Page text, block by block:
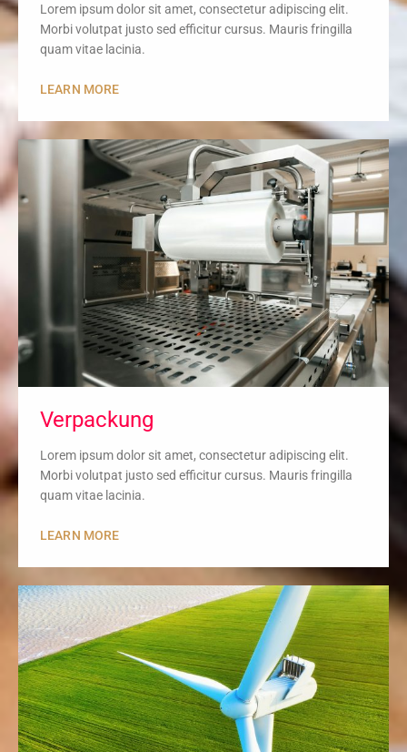
Lorem ipsum dolor sit amet, consectetur adipiscing elit.
Morbi volutpat justo sed efficitur cursus. Mauris fringilla
quam vitae lacinia.
LEARN MORE
Verpackung
Lorem ipsum dolor sit amet, consectetur adipiscing elit.
Morbi volutpat justo sed efficitur cursus. Mauris fringilla
quam vitae lacinia.
LEARN MORE